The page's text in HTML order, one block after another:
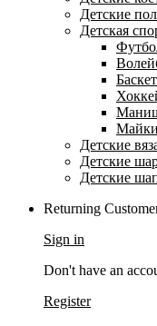
Детские
Детская
Майки
Детские
Детские
Детские
Returning
Sign in
Don't have an
Register